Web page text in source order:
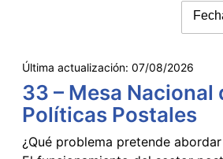
Última actualización: 07/08/2026
33 – Mesa Nacional
Políticas Postales
¿Qué problema pretende